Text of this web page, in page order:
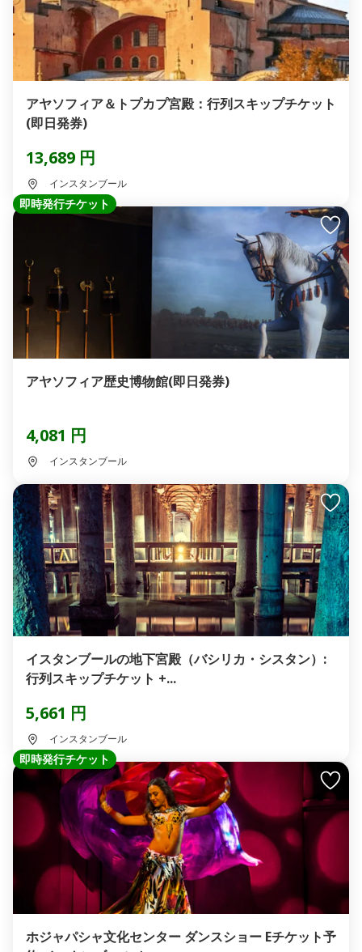
アヤソフィア＆トプカプ宮殿：行列スキップチケット
(即日発券)
13,689 円
インスタンブール
即時発行チケット
アヤソフィア歴史博物館(即日発券)
4,081 円
インスタンブール
イスタンブールの地下宮殿（バシリカ・シスタン）:
行列スキップチケット +...
5,661 円
インスタンブール
即時発行チケット
ホジャパシャ文化センター ダンスショー Eチケット予